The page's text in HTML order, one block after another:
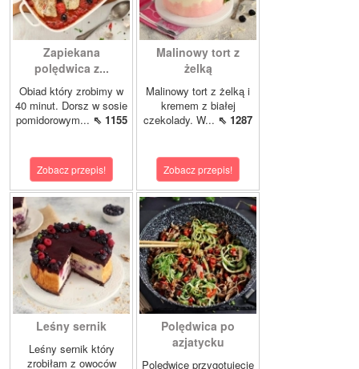
Zapiekana
polędwica z...
Obiad który zrobimy w
40 minut. Dorsz w sosie
pomidorowym... ⇖ 1155
Zobacz przepis!
Malinowy tort z
żelką
Malinowy tort z żelką i
kremem z białej
czekolady. W... ⇖ 1287
Zobacz przepis!
Leśny sernik
Leśny sernik który
zrobiłam z owoców
Polędwica po
azjatycku
Polędwicę przygotujecie